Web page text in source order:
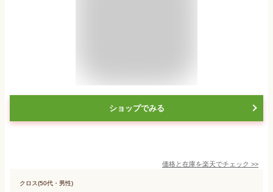
ショップでみる
価格と在庫を楽天でチェック >>
クロス(50代・男性)